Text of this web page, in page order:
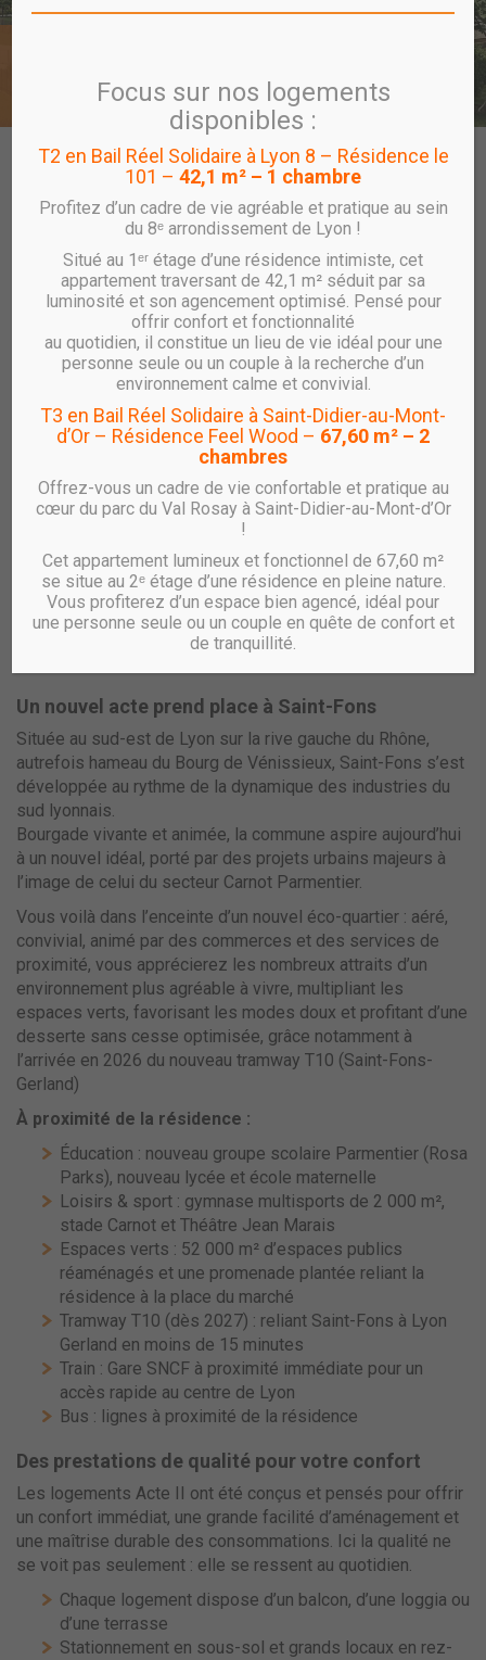
ACTE II
CARTE PROGRAMME
VISITE VIRTUELLE
PROGRAMMES EN COMMERCIALISATION
Vente ACTE II – T3 – L16
Appartement T3 Neuf avec balcon – Résidence
ACTE II à Saint-Fons
RHÔNE SAÔNE HABITAT vous propose unappartement
T3 au 1er étage avec balcon, au sein de la résidence
, située dans la future rue du Parc.
Caractéristiques principales :
Surface habitable :58.75 m²
Balcon : 5.70 m²
Étage :1
Stationnement :Oui (non inclus dans le prix)**
Un nouvel acte prend place à Saint-Fons
Située au sud-est de Lyon sur la rive gauche du Rhône,
autrefois hameau du Bourg de Vénissieux, Saint-Fons s’est
développée au rythme de la dynamique des industries du
sud lyonnais.
Bourgade vivante et animée, la commune aspire aujourd’hui
à un nouvel idéal, porté par des projets urbains majeurs à
l’image de celui du secteur Carnot Parmentier.
Vous voilà dans l’enceinte d’un nouvel éco-quartier : aéré,
convivial, animé par des commerces et des services de
proximité, vous apprécierez les nombreux attraits d’un
environnement plus agréable à vivre, multipliant les
espaces verts, favorisant les modes doux et profitant d’une
desserte sans cesse optimisée, grâce notamment à
l’arrivée en 2026 du nouveau tramway T10 (Saint-Fons-
Gerland)
À proximité de la résidence :
Éducation : nouveau groupe scolaire Parmentier (Rosa
Parks), nouveau lycée et école maternelle
Loisirs & sport : gymnase multisports de 2 000 m²,
stade Carnot et Théâtre Jean Marais
Espaces verts : 52 000 m² d’espaces publics
réaménagés et une promenade plantée reliant la
résidence à la place du marché
Tramway T10 (dès 2027) : reliant Saint-Fons à Lyon
Gerland en moins de 15 minutes
Train : Gare SNCF à proximité immédiate pour un
accès rapide au centre de Lyon
Bus : lignes à proximité de la résidence
Des prestations de qualité pour votre confort
Les logements Acte II ont été conçus et pensés pour offrir
un confort immédiat, une grande facilité d’aménagement et
une maîtrise durable des consommations. Ici la qualité ne
se voit pas seulement : elle se ressent au quotidien.
Chaque logement dispose d’un balcon, d’une loggia ou
d’une terrasse
Stationnement en sous-sol et grands locaux en rez-
Focus sur nos logements
disponibles :
T2 en Bail Réel Solidaire à Lyon 8 – Résidence le
101 – 42,1 m² – 1 chambre
Profitez d’un cadre de vie agréable et pratique au sein
du 8ᵉ arrondissement de Lyon !
Situé au 1ᵉʳ étage d’une résidence intimiste, cet
appartement traversant de 42,1 m² séduit par sa
luminosité et son agencement optimisé. Pensé pour
offrir confort et fonctionnalité
au quotidien, il constitue un lieu de vie idéal pour une
personne seule ou un couple à la recherche d’un
environnement calme et convivial.
T3 en Bail Réel Solidaire à Saint-Didier-au-Mont-
d’Or – Résidence Feel Wood – 67,60 m² – 2
chambres
Offrez-vous un cadre de vie confortable et pratique au
cœur du parc du Val Rosay à Saint-Didier-au-Mont-d’Or
!
Cet appartement lumineux et fonctionnel de 67,60 m²
se situe au 2ᵉ étage d’une résidence en pleine nature.
Vous profiterez d’un espace bien agencé, idéal pour
une personne seule ou un couple en quête de confort et
de tranquillité.